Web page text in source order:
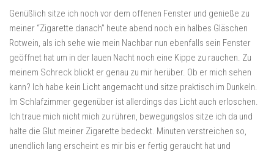
Genüßlich sitze ich noch vor dem offenen Fenster und genieße zu
meiner “Zigarette danach” heute abend noch ein halbes Gläschen
Rotwein, als ich sehe wie mein Nachbar nun ebenfalls sein Fenster
geöffnet hat um in der lauen Nacht noch eine Kippe zu rauchen. Zu
meinem Schreck blickt er genau zu mir herüber. Ob er mich sehen
kann? Ich habe kein Licht angemacht und sitze praktisch im Dunkeln.
Im Schlafzimmer gegenüber ist allerdings das Licht auch erloschen.
Ich traue mich nicht mich zu rühren, bewegungslos sitze ich da und
halte die Glut meiner Zigarette bedeckt. Minuten verstreichen so,
unendlich lang erscheint es mir bis er fertig geraucht hat und